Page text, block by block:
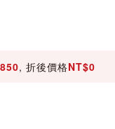
850, 折後價格NT$0